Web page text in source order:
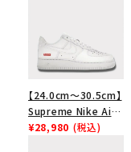
【24.0cm～30.5cm】
Supreme Nike Air
Force 1 Low シュプ
¥28,980 (税込)